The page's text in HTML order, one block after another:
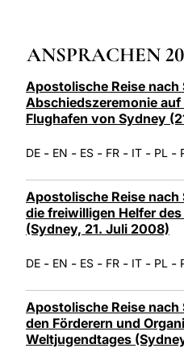
ANSPRACHEN
Apostolische Reise nach
Abschiedszeremonie
Flughafen von Sydney
DE - EN - ES - FR - IT - PL -
Apostolische Reise
die freiwilligen Helfer
(Sydney, 21. Juli 2008)
DE - EN - ES - FR - IT - PL -
Apostolische Reise
den Förderern und
Weltjugendtages